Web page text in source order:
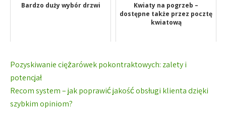
Bardzo duży wybór drzwi
Kwiaty na pogrzeb –
dostępne także przez pocztę
kwiatową
Nawigacja
wpisu
Pozyskiwanie ciężarówek pokontraktowych: zalety i
potencjał
Recom system – jak poprawić jakość obsługi klienta dzięki
szybkim opiniom?